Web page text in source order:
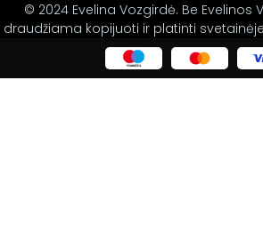
© 2024 Evelina Vozgirdė. Be Evelinos
draudžiama kopijuoti ir platinti